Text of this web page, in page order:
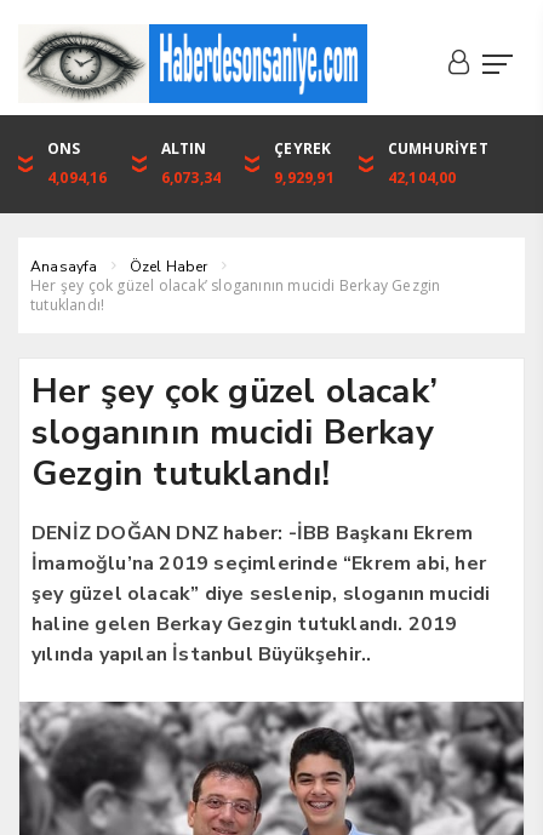
DOLAR
46,1316
EURO
53,3001
ALTIN
6,073,34
BIST
1.720,92
ONS
4,094,16
ALTIN
6,073,34
ÇEYREK
9,929,91
CUMHURİYET
42,104,00
Anasayfa Özel Haber
Her şey çok güzel olacak’ sloganının mucidi Berkay Gezgin
tutuklandı!
Her şey çok güzel olacak’
sloganının mucidi Berkay
Gezgin tutuklandı!
DENİZ DOĞAN DNZ haber: -İBB Başkanı Ekrem
İmamoğlu’na 2019 seçimlerinde “Ekrem abi, her
şey güzel olacak” diye seslenip, sloganın mucidi
haline gelen Berkay Gezgin tutuklandı. 2019
yılında yapılan İstanbul Büyükşehir..